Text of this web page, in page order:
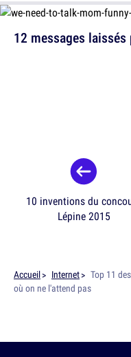
12 messages
10 inventions du
Lépine 2015
Accueil Internet
Top 11
où on ne l'attend pas